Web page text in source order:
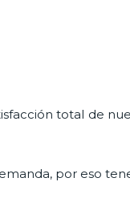
total de
por eso